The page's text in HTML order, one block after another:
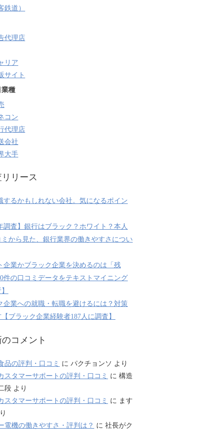
鉄道）
代理店
リア
サイト
業種
コン
代理店
会社
大手
リース
するかもしれない会社。気になるポイン
調査】銀行はブラック？ホワイト？本人
から見た、銀行業界の働きやすさについ
企業かブラック企業を決めるのは「残
件の口コミデータをテキストマイニング
企業への就職・転職を避けるには？対策
ブラック企業経験者187人に調査】
コメント
品の評判・口コミ に パクチョンソ より
スタマーサポートの評判・口コミ に 構造
段 より
スタマーサポートの評判・口コミ に ます
電機の働きやすさ・評判は？ に 社長がク